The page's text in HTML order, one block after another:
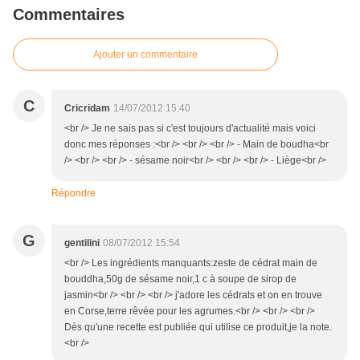
Commentaires
Ajouter un commentaire
C Cricridam 14/07/2012 15:40
<br /> Je ne sais pas si c'est toujours d'actualité mais voici
donc mes réponses :<br /> <br /> <br /> - Main de boudha<br
/> <br /> <br /> - sésame noir<br /> <br /> <br /> - Liège<br />
Répondre
G gentilini 08/07/2012 15:54
<br /> Les ingrédients manquants:zeste de cédrat main de
bouddha,50g de sésame noir,1 c à soupe de sirop de
jasmin<br /> <br /> <br /> j'adore les cédrats et on en trouve
en Corse,terre rêvée pour les agrumes.<br /> <br /> <br />
Dès qu'une recette est publiée qui utilise ce produit,je la note.
<br />